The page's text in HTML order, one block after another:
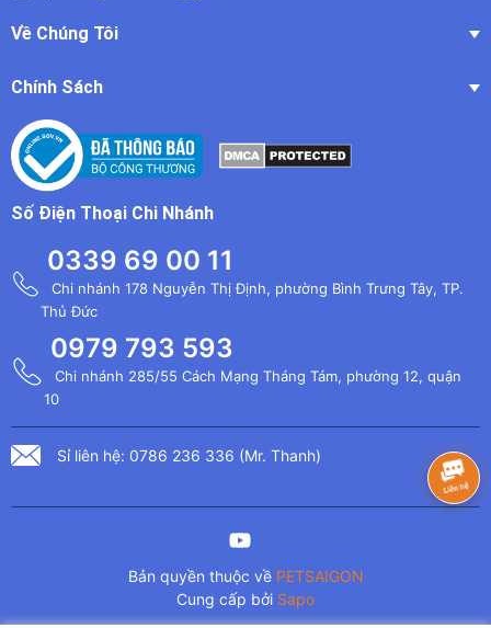
Về Chúng Tôi
Chính Sách
Số Điện Thoại Chi Nhánh
0339 69 00 11
Chi nhánh 178 Nguyễn Thị Định, phường Bình Trưng Tây, TP.
Thủ Đức
0979 793 593
Chi nhánh 285/55 Cách Mạng Tháng Tám, phường 12, quận
10
Sỉ liên hệ: 0786 236 336 (Mr. Thanh)
Bản quyền thuộc về PETSAIGON
Cung cấp bởi Sapo